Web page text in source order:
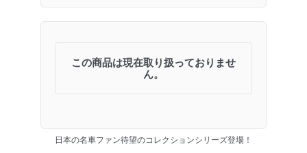
この商品は現在取り扱っておりませ
ん。
日本の名車ファン待望のコレクションシリーズ登場！